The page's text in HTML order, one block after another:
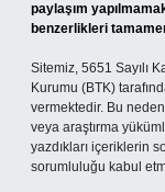
paylaşım
benzerlikleri
Sitemiz, 5651 Sayılı
Kurumu (BTK)
vermektedir. Bu
veya araştırma
yazdıkları içeriklerin
sorumluluğu kabul